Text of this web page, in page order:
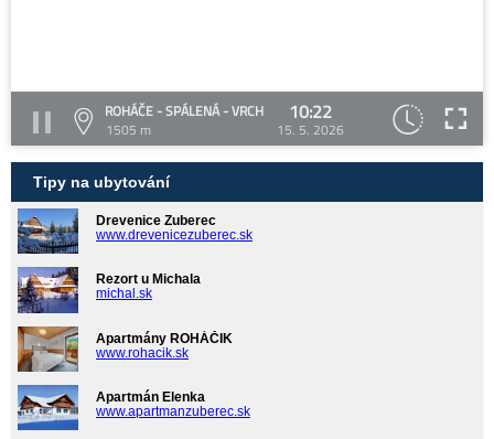
ROHÁČE - SPÁLENÁ - VRCH
1505 m
10:22
15. 5. 2026
Tipy na ubytování
Drevenice Zuberec
www.drevenicezuberec.sk
Rezort u Michala
michal.sk
Apartmány ROHÁČIK
www.rohacik.sk
Apartmán Elenka
www.apartmanzuberec.sk